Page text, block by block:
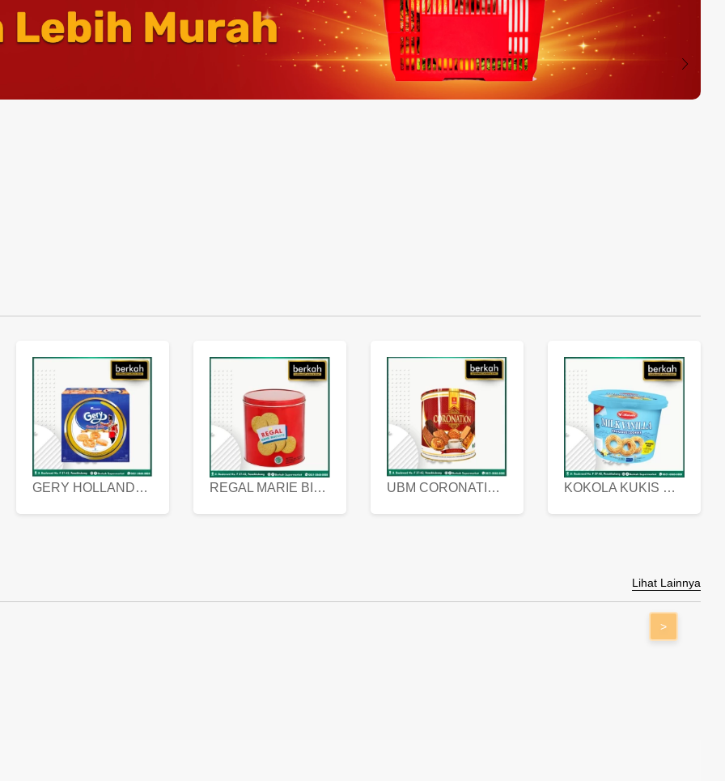
GERY HOLLANDA BUTTER COOKIES 450 GRAM REGAL MARIE BISCUIT KALENG 550 GRAM UBM CORONATION ASSORTED BISKUIT KALENG 450 GRAM KOKOLA KUKIS HYGIENIC MILK VANILLA PACK 320 GR
Lihat Lainnya
>